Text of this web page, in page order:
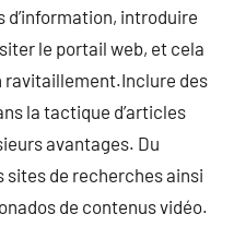
d’information, introduire
le portail web, et cela
ravitaillement.Inclure des
la tactique d’articles
avantages. Du
sites de recherches ainsi
de contenus vidéo.